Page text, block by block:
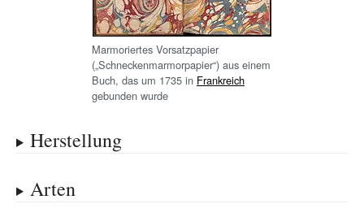
Marmoriertes Vorsatzpapier
(„Schneckenmarmorpapier“) aus einem
Buch, das um 1735 in Frankreich
gebunden wurde
Herstellung
Arten